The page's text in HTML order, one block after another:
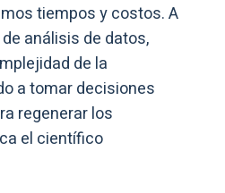
tiempos y costos. A
análisis de datos,
de la
a tomar decisiones
regenerar los
el científico